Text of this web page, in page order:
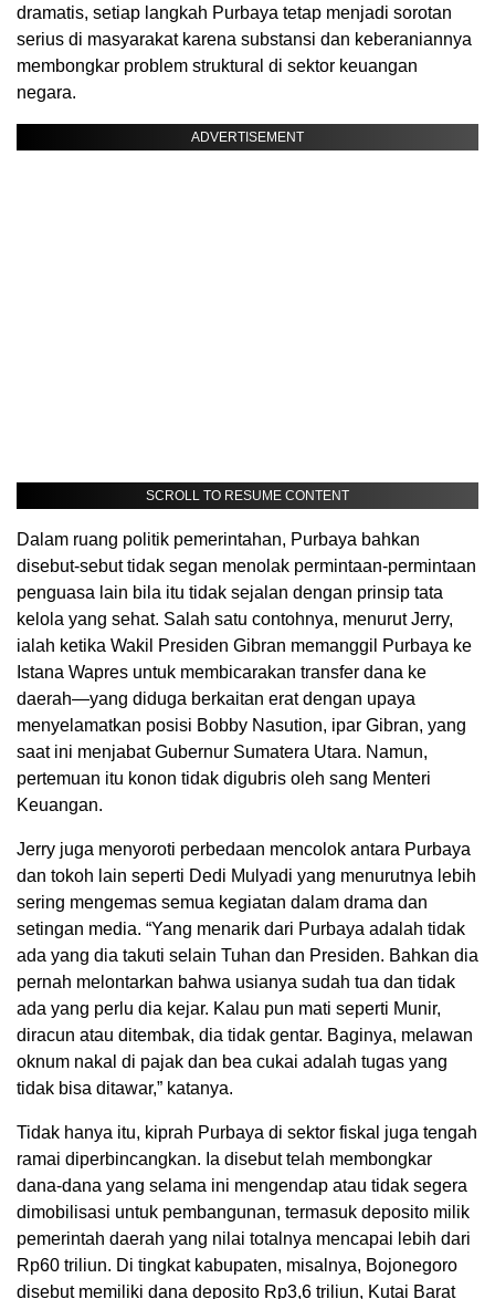
dramatis, setiap langkah Purbaya tetap menjadi sorotan
serius di masyarakat karena substansi dan keberaniannya
membongkar problem struktural di sektor keuangan
negara.
ADVERTISEMENT
SCROLL TO RESUME CONTENT
Dalam ruang politik pemerintahan, Purbaya bahkan
disebut-sebut tidak segan menolak permintaan-permintaan
penguasa lain bila itu tidak sejalan dengan prinsip tata
kelola yang sehat. Salah satu contohnya, menurut Jerry,
ialah ketika Wakil Presiden Gibran memanggil Purbaya ke
Istana Wapres untuk membicarakan transfer dana ke
daerah—yang diduga berkaitan erat dengan upaya
menyelamatkan posisi Bobby Nasution, ipar Gibran, yang
saat ini menjabat Gubernur Sumatera Utara. Namun,
pertemuan itu konon tidak digubris oleh sang Menteri
Keuangan.
Jerry juga menyoroti perbedaan mencolok antara Purbaya
dan tokoh lain seperti Dedi Mulyadi yang menurutnya lebih
sering mengemas semua kegiatan dalam drama dan
setingan media. “Yang menarik dari Purbaya adalah tidak
ada yang dia takuti selain Tuhan dan Presiden. Bahkan dia
pernah melontarkan bahwa usianya sudah tua dan tidak
ada yang perlu dia kejar. Kalau pun mati seperti Munir,
diracun atau ditembak, dia tidak gentar. Baginya, melawan
oknum nakal di pajak dan bea cukai adalah tugas yang
tidak bisa ditawar,” katanya.
Tidak hanya itu, kiprah Purbaya di sektor fiskal juga tengah
ramai diperbincangkan. Ia disebut telah membongkar
dana-dana yang selama ini mengendap atau tidak segera
dimobilisasi untuk pembangunan, termasuk deposito milik
pemerintah daerah yang nilai totalnya mencapai lebih dari
Rp60 triliun. Di tingkat kabupaten, misalnya, Bojonegoro
disebut memiliki dana deposito Rp3,6 triliun, Kutai Barat